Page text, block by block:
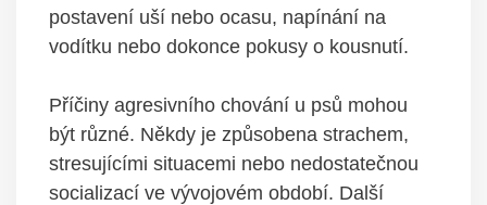
postavení uší nebo ocasu,‍ napínání na
vodítku nebo dokonce pokusy o kousnutí.
Příčiny agresivního chování‍ u psů mohou
být různé. Někdy je způsobena strachem,
stresujícími situacemi ⁣nebo​ nedostatečnou
socializací ve vývojovém období. Další